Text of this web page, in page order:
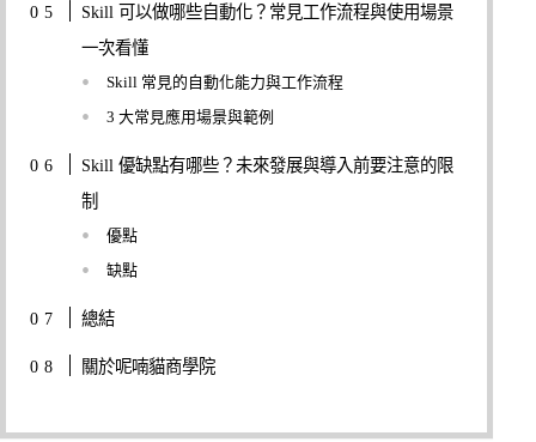
Skill 可以做哪些自動化？常見工作流程與使用場景
一次看懂
Skill 常見的自動化能力與工作流程
3 大常見應用場景與範例
Skill 優缺點有哪些？未來發展與導入前要注意的限
制
優點
缺點
總結
關於呢喃貓商學院